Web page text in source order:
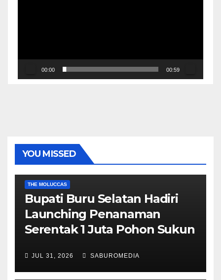
00:00 00:59
YOU MISSED
THE MOLUCCAS
Bupati Buru Selatan Hadiri
Launching Penanaman
Serentak 1 Juta Pohon Sukun
JUL 31, 2026 SABUROMEDIA
AMBON METRO JURNALISME AKTIVIS
POLITIK & PEMERINTAHAN